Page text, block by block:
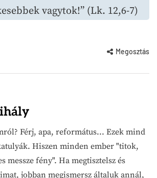
vagytok!” (Lk. 12,6-7)
Megosztás
Férj, apa, református... Ezek mind
Hiszen minden ember "titok,
messze fény". Ha megtisztelsz és
jobban megismersz általuk annál,